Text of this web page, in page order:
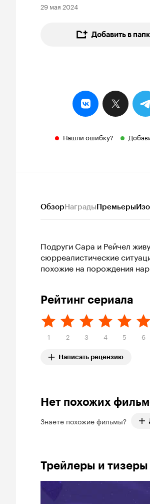
29 мая 2024
Добавить в
Нашли ошибку?
ОбзорНаградыПремьеры
Подруги Сара и Рейчел
сюрреалистические
похожие на порождения
Рейтинг сериала
1 2 3 4 5 6
Написать рецензию
Нет похожих
Знаете похожие фильмы?
Трейлеры и тизеры